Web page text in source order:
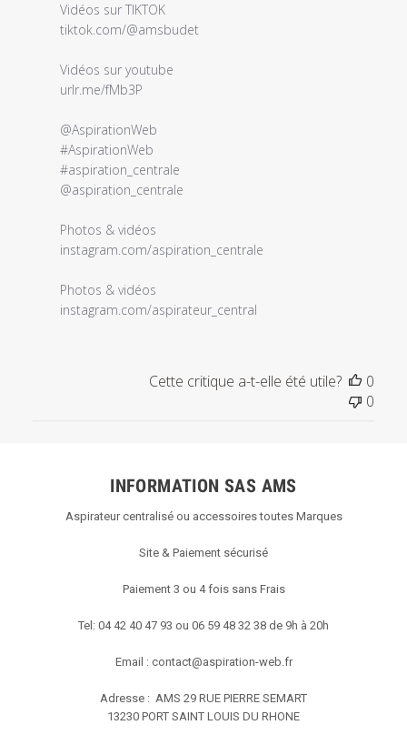
commentaire
2022
Vidéos sur TIKTOK
tiktok.com/@amsbudet
Vidéos sur youtube
urlr.me/fMb3P
@AspirationWeb
#AspirationWeb
#aspiration_centrale
@aspiration_centrale
Photos & vidéos
instagram.com/aspiration_centrale
Photos & vidéos
instagram.com/aspirateur_central
Cette critique a-t-elle été utile?
0
0
INFORMATION SAS AMS
Aspirateur centralisé ou accessoires toutes Marques
Site & Paiement sécurisé
Paiement 3 ou 4 fois sans Frais
Tel: 04 42 40 47 93 ou 06 59 48 32 38 de 9h à 20h
Email : contact@aspiration-web.fr
Adresse : AMS 29 RUE PIERRE SEMART
13230 PORT SAINT LOUIS DU RHONE